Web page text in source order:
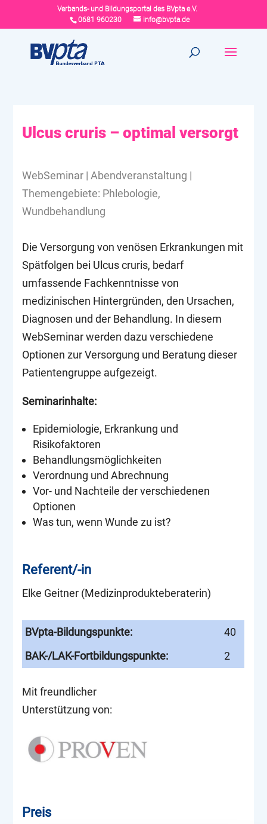
Verbands- und Bildungsportal des BVpta e.V.
0681 960230
info@bvpta.de
Ulcus cruris – optimal versorgt
WebSeminar | Abendveranstaltung |
Themengebiete: Phlebologie,
Wundbehandlung
Die Versorgung von venösen Erkrankungen mit
Spätfolgen bei Ulcus cruris, bedarf
umfassende Fachkenntnisse von
medizinischen Hintergründen, den Ursachen,
Diagnosen und der Behandlung. In diesem
WebSeminar werden dazu verschiedene
Optionen zur Versorgung und Beratung dieser
Patientengruppe aufgezeigt.
Seminarinhalte:
Epidemiologie, Erkrankung und
Risikofaktoren
Behandlungsmöglichkeiten
Verordnung und Abrechnung
Vor- und Nachteile der verschiedenen
Optionen
Was tun, wenn Wunde zu ist?
Referent/-in
Elke Geitner (Medizinprodukteberaterin)
BVpta-Bildungspunkte:
40
BAK-/LAK-Fortbildungspunkte:
2
Mit freundlicher
Unterstützung von:
Preis